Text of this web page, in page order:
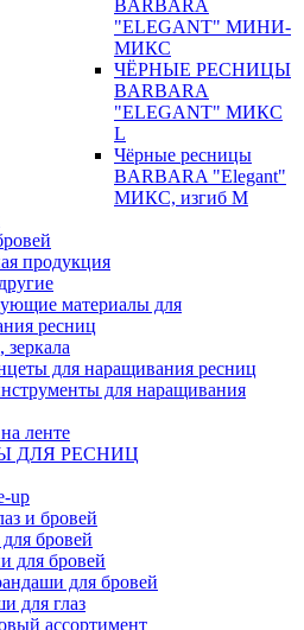
BARBARA
"ELEGANT" МИНИ-
МИКС
ЧЁРНЫЕ РЕСНИЦЫ
BARBARA
"ELEGANT" МИКС
L
Чёрные ресницы
BARBARA "Elegant"
МИКС, изгиб М
продукция
материалы для
ресниц
для наращивания ресниц
для наращивания
ленте
ДЛЯ РЕСНИЦ
up
и бровей
бровей
для бровей
для бровей
для глаз
ассортимент